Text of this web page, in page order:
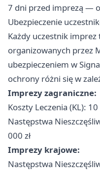
7 dni przed imprezą —
Ubezpieczenie
Każdy uczestnik
organizowanych przez
ubezpieczeniem w
ochrony różni się w
Imprezy zagraniczne:
Koszty Leczenia (KL):
Następstwa
000 zł
Imprezy krajowe:
Następstwa